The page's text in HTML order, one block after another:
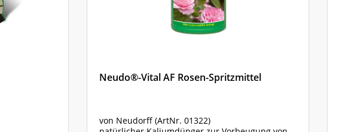
Neudo®-Vital AF Rosen-Spritzmittel
von Neudorff (ArtNr. 01322)